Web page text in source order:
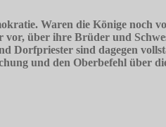
Waren die Könige noch
vor, über ihre Brüder und
Dorfpriester sind dagegen
und den Oberbefehl über